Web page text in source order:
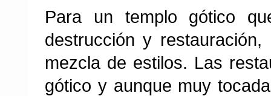
Para un templo gótico
destrucción y
mezcla de estilos. Las
gótico y aunque muy